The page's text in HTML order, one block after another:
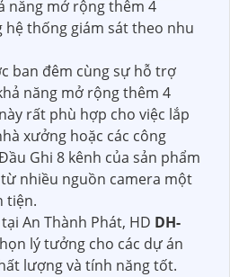
năng mở rộng thêm 4
hệ thống giám sát theo nhu
ban đêm cùng sự hỗ trợ
năng mở rộng thêm 4
rất phù hợp cho việc lắp
xưởng hoặc các công
Ghi 8 kênh của sản phẩm
nhiều nguồn camera một
tiện.
An Thành Phát, HD DH-
lý tưởng cho các dự án
lượng và tính năng tốt.